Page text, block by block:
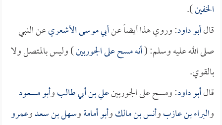
الخفين).
قالأبو داود: وروي هذا أيضاً عنأبي موسى الأشعريعن النبي
صلى الله عليه وسلم: (أنه مسح على الجوربين) وليس بالمتصل ولا
بالقوي.
قالأبو داود: ومسح على الجوربينعلي بن أبي طالبوأبو مسعود
والبراء بن عازبوأنس بن مالكوأبو أمامةوسهل بن سعدوعمرو